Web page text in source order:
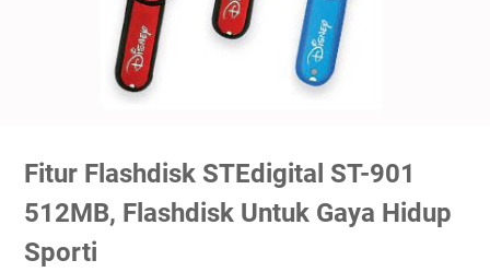
Fitur Flashdisk STEdigital ST-901
512MB, Flashdisk Untuk Gaya Hidup
Sporti